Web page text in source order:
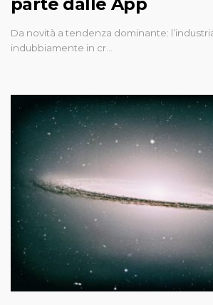
Da novità a tendenza dominante:
indubbiamente in cr…